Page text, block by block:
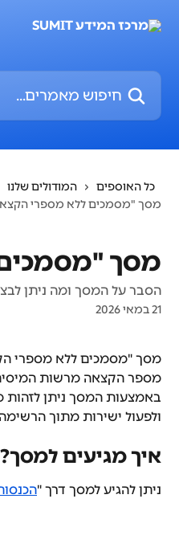
חיפוש מאמרים...
כל האוספים המודולים שלנו
מסך "מסמכים ללא מספרי
מסך
הסבר על המסך ומה ניתן
21 במאי 2026
מסך "מסמכים ללא מספרי
מספר הקצאה מרשות
באמצעות המסך ניתן
ולפעול ישירות מתוך
איך מגיעים למסך?
ניתן להגיע למסך דרך "